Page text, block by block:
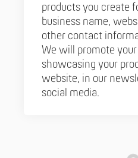
products you create
business name,
other contact
We will promote
showcasing your
website, in our
social media.